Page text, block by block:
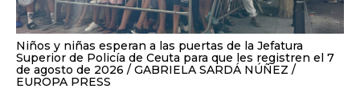
Niños y niñas esperan a las puertas de la Jefatura
Superior de Policía de Ceuta para que les registren el 7
de agosto de 2026
GABRIELA SARDÁ NÚÑEZ /
EUROPA PRESS